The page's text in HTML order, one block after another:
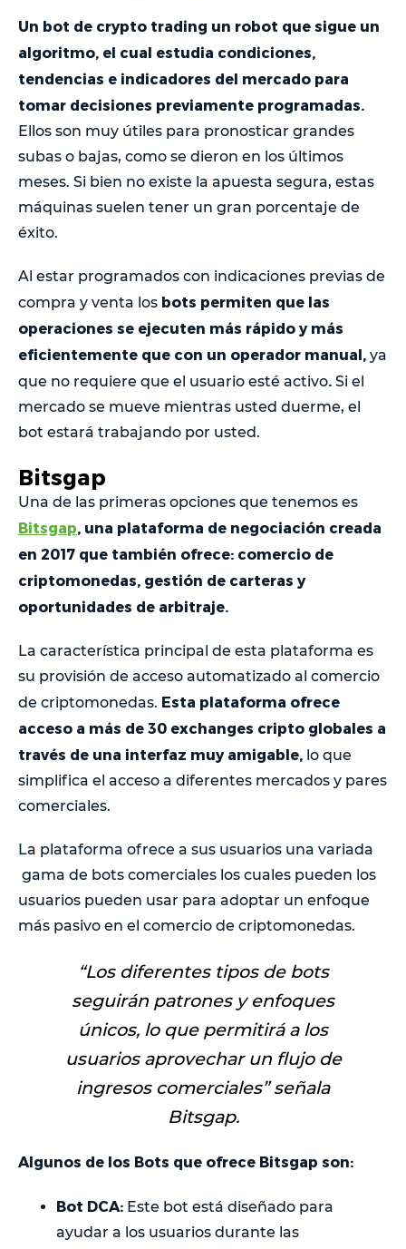
Un bot de crypto trading un robot que sigue un
algoritmo, el cual estudia condiciones,
tendencias e indicadores del mercado para
tomar decisiones previamente programadas.
Ellos son muy útiles para pronosticar grandes
subas o bajas, como se dieron en los últimos
meses. Si bien no existe la apuesta segura, estas
máquinas suelen tener un gran porcentaje de
éxito.
Al estar programados con indicaciones previas de
compra y venta los bots permiten que las
operaciones se ejecuten más rápido y más
eficientemente que con un operador manual, ya
que no requiere que el usuario esté activo. Si el
mercado se mueve mientras usted duerme, el
bot estará trabajando por usted.
Bitsgap
Una de las primeras opciones que tenemos es
Bitsgap , una plataforma de negociación creada
en 2017 que también ofrece: comercio de
criptomonedas, gestión de carteras y
oportunidades de arbitraje.
La característica principal de esta plataforma es
su provisión de acceso automatizado al comercio
de criptomonedas. Esta plataforma ofrece
acceso a más de 30 exchanges cripto globales a
través de una interfaz muy amigable, lo que
simplifica el acceso a diferentes mercados y pares
comerciales.
La plataforma ofrece a sus usuarios una variada
gama de bots comerciales los cuales pueden los
usuarios pueden usar para adoptar un enfoque
más pasivo en el comercio de criptomonedas.
“Los diferentes tipos de bots
seguirán patrones y enfoques
únicos, lo que permitirá a los
usuarios aprovechar un flujo de
ingresos comerciales” señala
Bitsgap.
Algunos de los Bots que ofrece Bitsgap son:
Bot DCA: Este bot está diseñado para
ayudar a los usuarios durante las